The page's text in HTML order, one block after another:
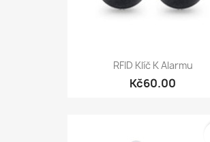
RFID Klíč K Alarmu
Kč60.00